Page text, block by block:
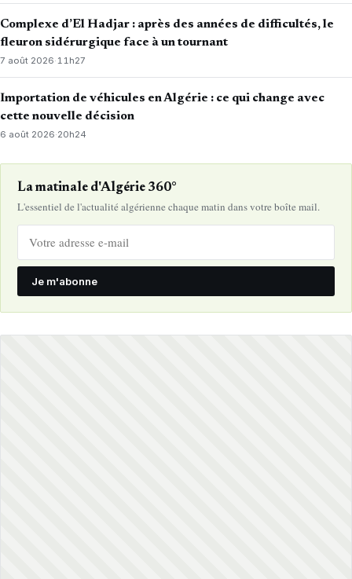
Complexe d’El Hadjar : après des années de difficultés, le
fleuron sidérurgique face à un tournant
7 août 2026· 11h27
Importation de véhicules en Algérie : ce qui change avec
cette nouvelle décision
6 août 2026·20h24
La matinale d'Algérie 360°
L'essentiel de l'actualité algérienne chaque matin dans votre boîte mail.
Je m'abonne